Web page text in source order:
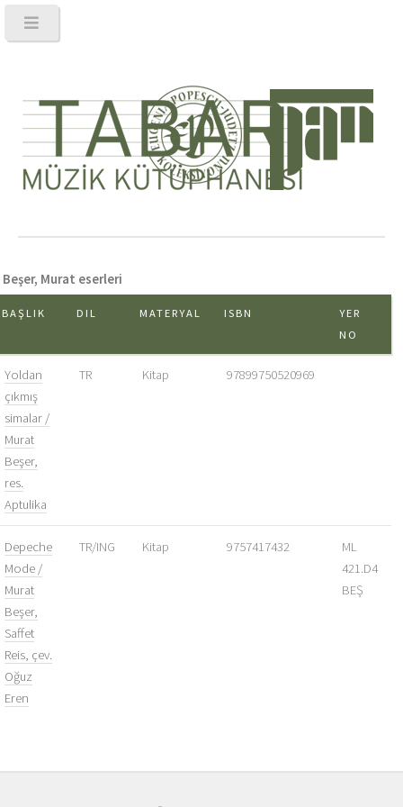
Beşer, Murat eserleri
BAŞLIK DIL MATERYAL ISBN
YER
NO
Yoldan
çıkmış
simalar /
Murat
Beşer,
res.
Aptulika
TR Kitap 97899750520969
Depeche
Mode /
Murat
Beşer,
Saffet
Reis, çev.
Oğuz
Eren
TR/ING Kitap 9757417432
ML
421.D4
BEŞ